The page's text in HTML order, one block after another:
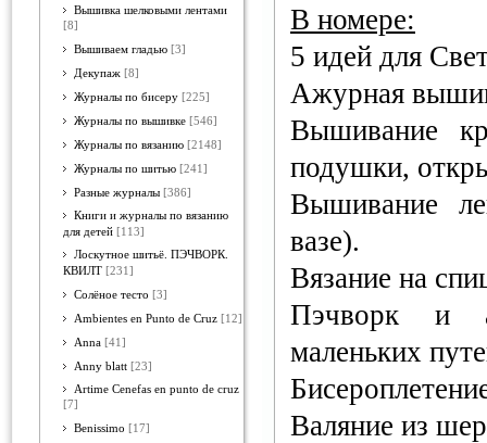
Вышивка шелковыми лентами
[8]
Вышиваем гладью [3]
Декупаж [8]
Журналы по бисеру [225]
Журналы по вышивке [546]
Журналы по вязанию [2148]
Журналы по шитью [241]
Разные журналы [386]
Книги и журналы по вязанию
для детей [113]
Лоскутное шитьё. ПЭЧВОРК.
КВИЛТ [231]
Солёное тесто [3]
Ambientes en Punto de Cruz [12]
Anna [41]
Anny blatt [23]
Artime Cenefas en punto de cruz
[7]
Benissimo [17]
В номере:
5 идей для
Ажурная
Вышивание
подушки,
Вышивание
вазе).
Вязание на
Пэчворк и
маленьких
Валяние из